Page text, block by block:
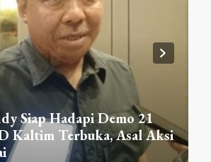
Siap Hadapi Demo 21
Kaltim Terbuka, Asal Aksi